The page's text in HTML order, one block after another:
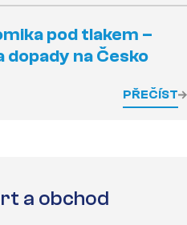
pod tlakem –
na Česko
PŘEČÍST
a obchod